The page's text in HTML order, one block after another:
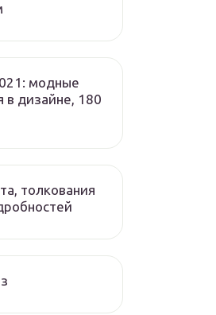
модные
в дизайне, 180
толкования